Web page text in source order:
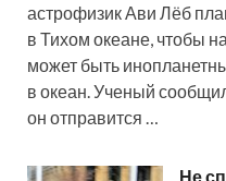
астрофизик Ави Лёб
в Тихом океане, чтобы
может быть
в океан. Ученый
он отправится …
Не